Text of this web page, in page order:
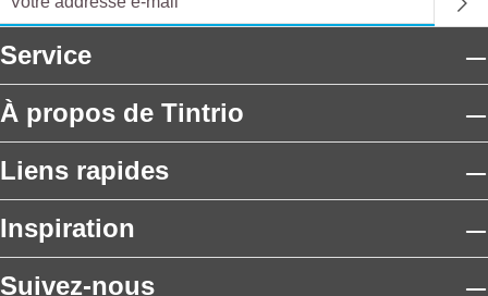
Service
À propos de Tintrio
Liens rapides
Inspiration
Suivez-nous